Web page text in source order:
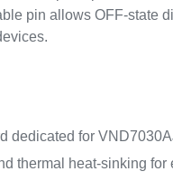
pin allows OFF-state
dedicated for
thermal heat-sinking for